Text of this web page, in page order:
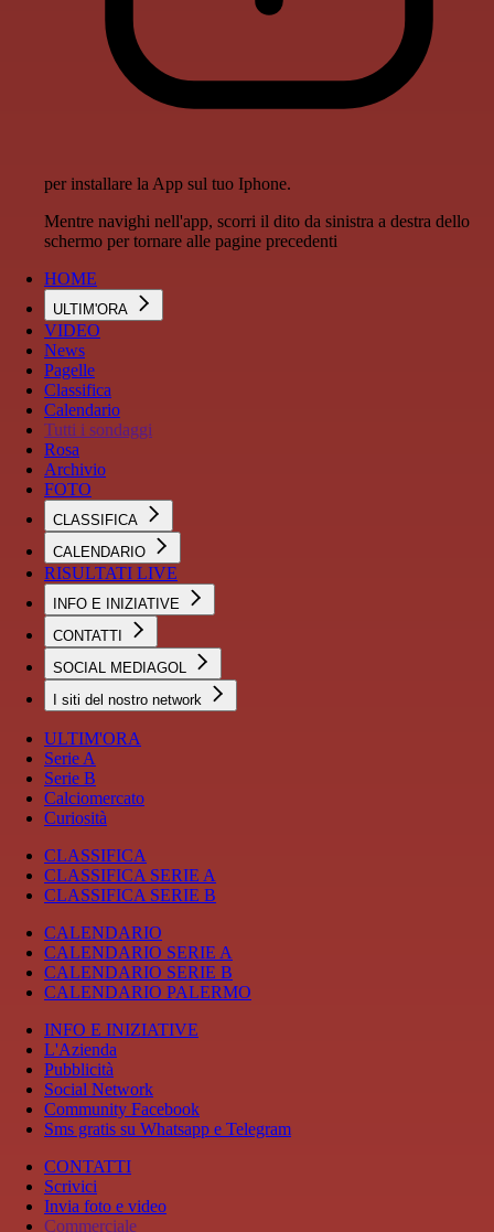
per installare la App sul tuo Iphone.
Mentre navighi nell'app, scorri il dito da sinistra a destra dello
schermo per tornare alle pagine precedenti
HOME
ULTIM'ORA
VIDEO
News
Pagelle
Classifica
Calendario
Tutti i sondaggi
Rosa
Archivio
FOTO
CLASSIFICA
CALENDARIO
RISULTATI LIVE
INFO E INIZIATIVE
CONTATTI
SOCIAL MEDIAGOL
I siti del nostro network
ULTIM'ORA
Serie A
Serie B
Calciomercato
Curiosità
CLASSIFICA
CLASSIFICA SERIE A
CLASSIFICA SERIE B
CALENDARIO
CALENDARIO SERIE A
CALENDARIO SERIE B
CALENDARIO PALERMO
INFO E INIZIATIVE
L'Azienda
Pubblicità
Social Network
Community Facebook
Sms gratis su Whatsapp e Telegram
CONTATTI
Scrivici
Invia foto e video
Commerciale